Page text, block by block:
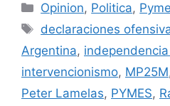
Opinion, Politica,
declaraciones
Argentina,
intervencionismo, MP25M
Peter Lamelas, PYMES,